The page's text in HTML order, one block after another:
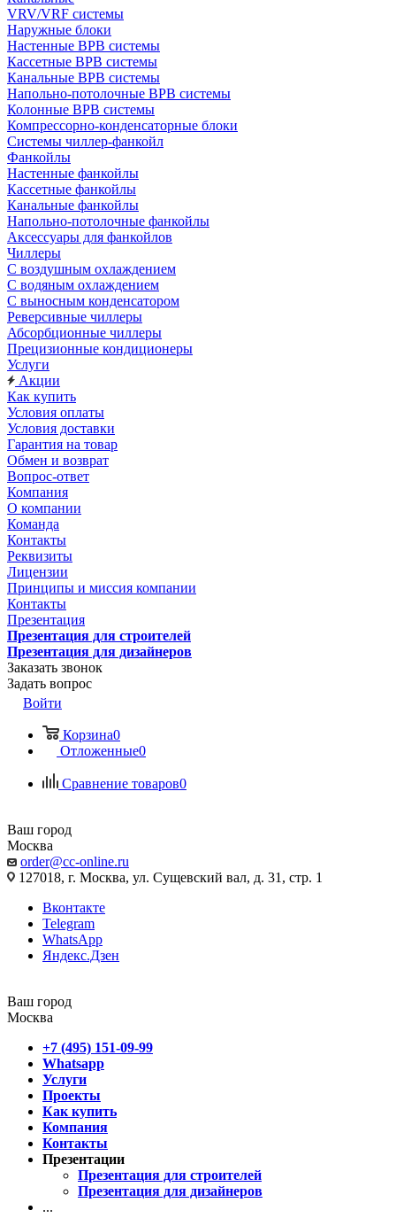
VRV/VRF системы
Наружные блоки
Настенные ВРВ системы
Кассетные ВРВ системы
Канальные ВРВ системы
Напольно-потолочные ВРВ системы
Колонные ВРВ системы
Компрессорно-конденсаторные блоки
Системы чиллер-фанкойл
Фанкойлы
Настенные фанкойлы
Кассетные фанкойлы
Канальные фанкойлы
Напольно-потолочные фанкойлы
Аксессуары для фанкойлов
Чиллеры
С воздушным охлаждением
С водяным охлаждением
С выносным конденсатором
Реверсивные чиллеры
Абсорбционные чиллеры
Прецизионные кондиционеры
Услуги
Акции
Как купить
Условия оплаты
Условия доставки
Гарантия на товар
Обмен и возврат
Вопрос-ответ
Компания
О компании
Команда
Контакты
Реквизиты
Лицензии
Принципы и миссия компании
Контакты
Презентация
Презентация для строителей
Презентация для дизайнеров
Заказать звонок
Задать вопрос
Войти
Корзина0
Отложенные0
Сравнение товаров0
Ваш город
Москва
order@cc-online.ru
127018, г. Москва, ул. Сущевский вал, д. 31, стр. 1
Вконтакте
Telegram
WhatsApp
Яндекс.Дзен
Ваш город
Москва
+7 (495) 151-09-99
Whatsapp
Услуги
Проекты
Как купить
Компания
Контакты
Презентации
Презентация для строителей
Презентация для дизайнеров
...